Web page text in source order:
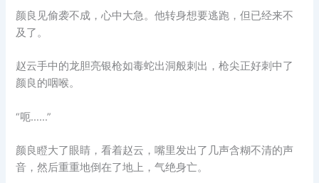
颜良见偷袭不成，心中大急。他转身想要逃跑，但已经来不
及了。
赵云手中的龙胆亮银枪如毒蛇出洞般刺出，枪尖正好刺中了
颜良的咽喉。
“呃……”
颜良瞪大了眼睛，看着赵云，嘴里发出了几声含糊不清的声
音，然后重重地倒在了地上，气绝身亡。